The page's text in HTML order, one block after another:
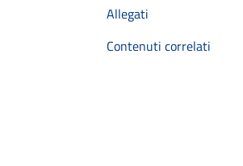
Allegati
Contenuti correlati